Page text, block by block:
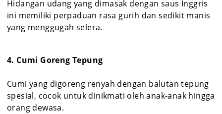
Hidangan udang yang dimasak dengan saus Inggris
ini memiliki perpaduan rasa gurih dan sedikit manis
yang menggugah selera.
4. Cumi Goreng Tepung
Cumi yang digoreng renyah dengan balutan tepung
spesial, cocok untuk dinikmati oleh anak-anak hingga
orang dewasa.